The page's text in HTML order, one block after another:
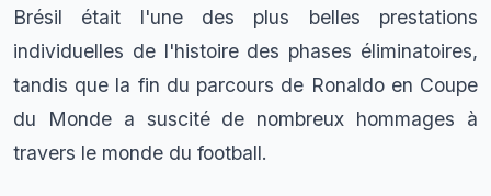
Brésil était l'une des plus belles prestations
individuelles de l'histoire des phases éliminatoires,
tandis que la fin du parcours de Ronaldo en Coupe
du Monde a suscité de nombreux hommages à
travers le monde du football.